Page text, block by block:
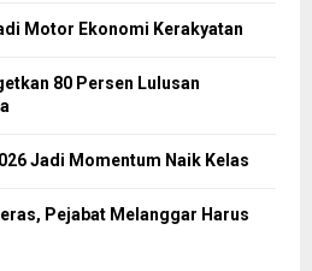
Motor Ekonomi Kerakyatan
80 Persen Lulusan
Jadi Momentum Naik Kelas
Pejabat Melanggar Harus